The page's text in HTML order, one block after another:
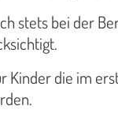
stets bei der
Kinder die im